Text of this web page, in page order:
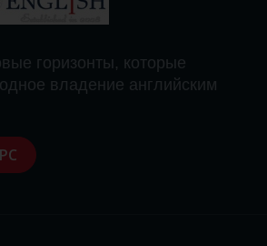
горизонты, которые
владение английским